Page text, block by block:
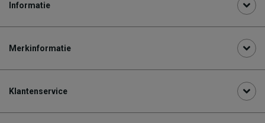
Informatie
Merkinformatie
Klantenservice